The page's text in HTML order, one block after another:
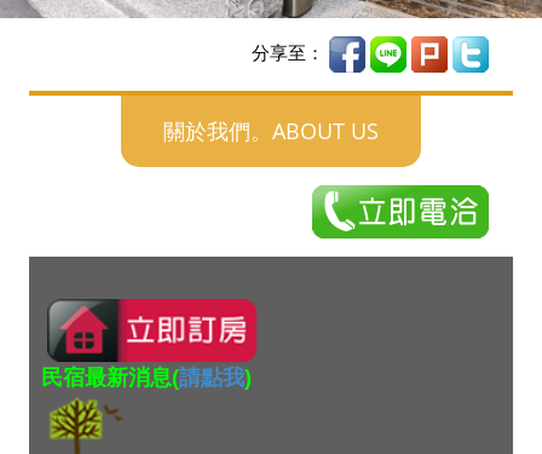
分享至：
關於我們。ABOUT US
民宿最新消息(請點我)